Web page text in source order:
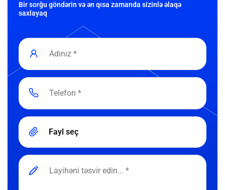
Bir sorğu göndərin və ən qısa zamanda sizinlə əlaqə
saxlayaq
Fayl seç